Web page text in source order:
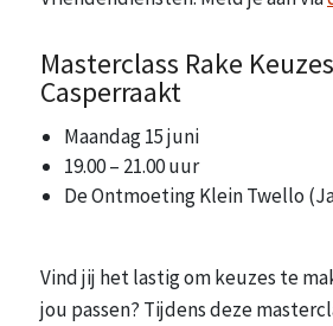
Masterclass Rake
Casperraakt
Maandag 15 juni
19.00 – 21.00 uur
De Ontmoeting Klein Twello
Vind jij het lastig om keuzes te
jou passen? Tijdens deze